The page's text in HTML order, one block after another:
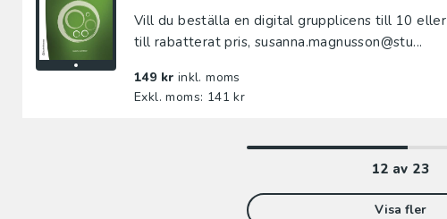
Vill du beställa en digital grupplicens till 10
till rabatterat pris, susanna.magnusson@stu...
149 kr inkl. moms
Exkl. moms: 141 kr
12 av 23
Visa fler